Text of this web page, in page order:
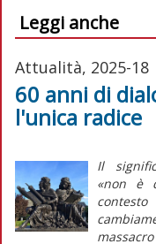
Leggi anche
Attualità, 2025-18
60 anni di
l'unica radice
Il
«non è